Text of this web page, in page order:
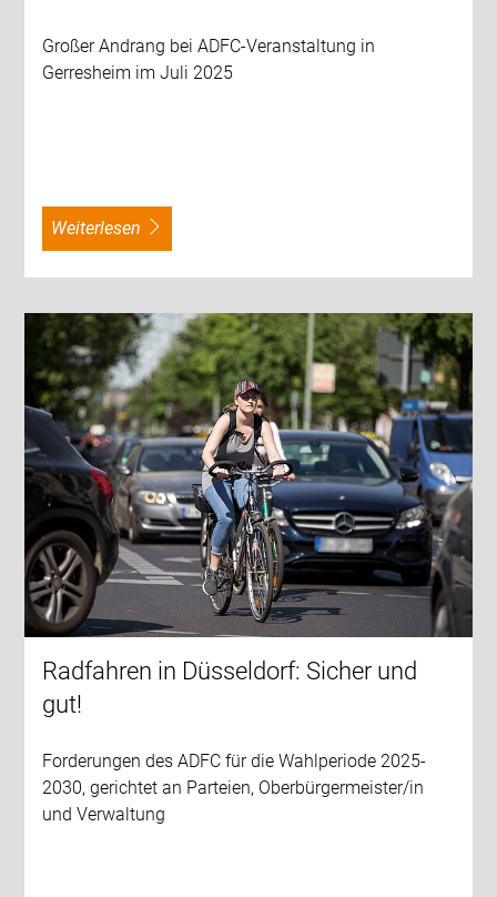
Großer Andrang bei ADFC-Veranstaltung in
Gerresheim im Juli 2025
weiterlesen
Radfahren in Düsseldorf: Sicher und
gut!
Forderungen des ADFC für die Wahlperiode 2025-
2030, gerichtet an Parteien, Oberbürgermeister/in
und Verwaltung